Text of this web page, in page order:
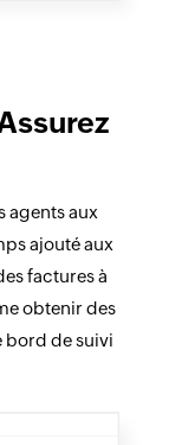
agents aux
ajouté aux
factures à
obtenir des
bord de suivi